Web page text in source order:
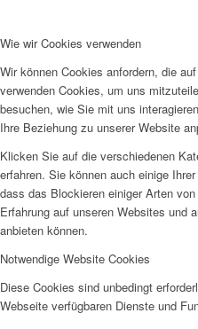
Wie wir Cookies verwenden
Wir können Cookies anfordern, die
verwenden Cookies, um uns
besuchen, wie Sie mit uns
Ihre Beziehung zu unserer Website
Klicken Sie auf die verschiedenen
erfahren. Sie können auch einige
dass das Blockieren einiger Arten
Erfahrung auf unseren Websites und
anbieten können.
Notwendige Website Cookies
Diese Cookies sind unbedingt
Webseite verfügbaren Dienste und